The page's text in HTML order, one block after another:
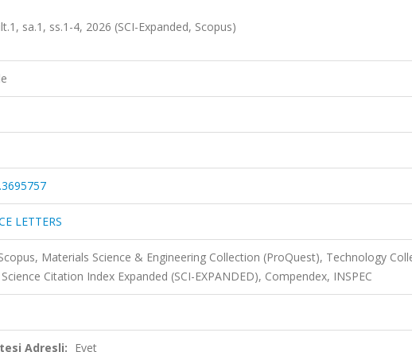
sa.1, ss.1-4, 2026 (SCI-Expanded, Scopus)
LETTERS
Materials Science & Engineering Collection (ProQuest), Technology
Citation Index Expanded (SCI-EXPANDED), Compendex, INSPEC
Adresli: Evet